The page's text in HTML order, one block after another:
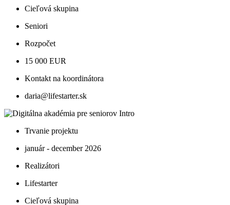
Cieľová skupina
Seniori
Rozpočet
15 000 EUR
Kontakt na koordinátora
daria@lifestarter.sk
Trvanie projektu
január - december 2026
Realizátori
Lifestarter
Cieľová skupina